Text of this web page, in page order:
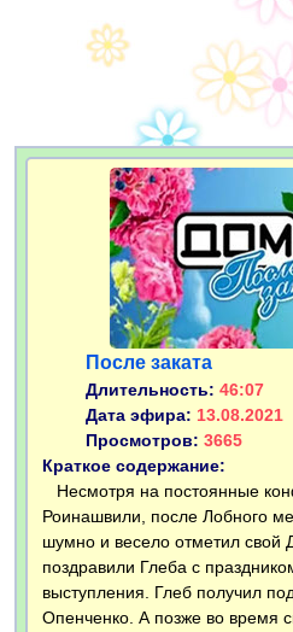
После заката
Длительность: 46:07
Дата эфира: 13.08.2021
Просмотров: 3665
Краткое содержание:
Несмотря на постоянные
Роинашвили, после Лобного
шумно и весело отметил свой
поздравили Глеба с
выступления. Глеб получил
Опенченко. А позже во время